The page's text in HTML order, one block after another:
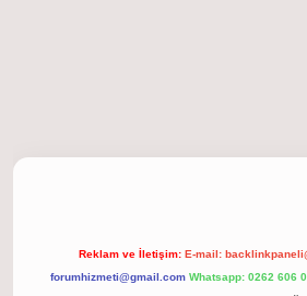
Reklam ve İletişim: E-mail:
forumhizmeti@gmail.com Whatsapp: 0262 606